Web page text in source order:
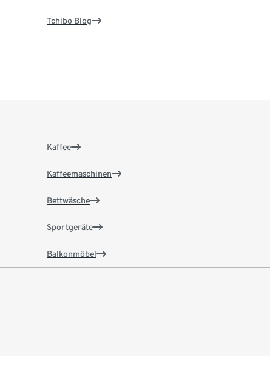
Tchibo Blog
Kaffee
Kaffeemaschinen
Bettwäsche
Sportgeräte
Balkonmöbel